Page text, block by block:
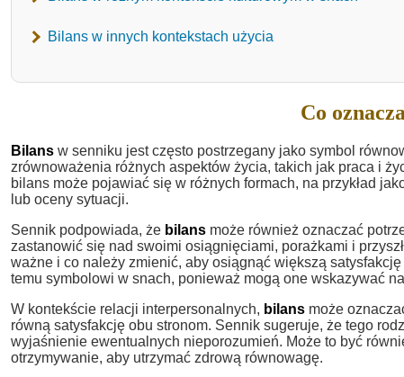
Bilans w innych kontekstach użycia
Co
Bilans w senniku jest często postrzegany jako symbol
zrównoważenia różnych aspektów życia, takich jak praca i
bilans może pojawiać się w różnych formach, na przykład
lub oceny sytuacji.
Sennik podpowiada, że bilans może również oznaczać
zastanowić się nad swoimi osiągnięciami, porażkami i
ważne i co należy zmienić, aby osiągnąć większą
temu symbolowi w snach, ponieważ mogą one wskazywać
W kontekście relacji interpersonalnych, bilans może
równą satysfakcję obu stronom. Sennik sugeruje, że tego
wyjaśnienie ewentualnych nieporozumień. Może to być
otrzymywanie, aby utrzymać zdrową równowagę.